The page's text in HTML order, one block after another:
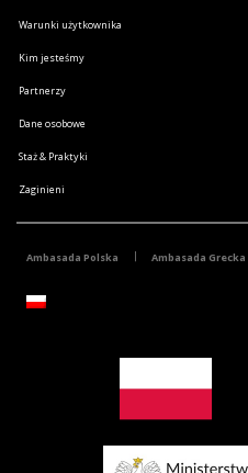
Warunki użytkownika
Kim jesteśmy
Partnerzy
Dane osobowe
Staż & Praktyki
Zaginieni
Ambasada Polska Ambasada Grecka